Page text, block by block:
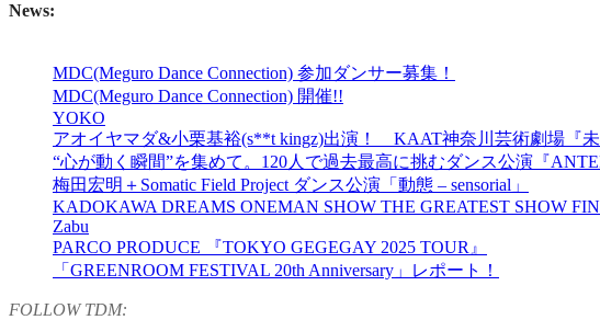
News:
MDC(Meguro Dance Connection) 参加ダンサー募集！
MDC(Meguro Dance Connection) 開催!!
YOKO
アオイヤマダ&小栗基裕(s**t kingz)出演！ KAAT神奈川芸術劇場『
“心が動く瞬間”を集めて。120人で過去最高に挑むダンス公演『
梅田宏明＋Somatic Field Project ダンス公演「動態 ‒ sensorial」
KADOKAWA DREAMS ONEMAN SHOW THE GREATEST SHOW
Zabu
PARCO PRODUCE 『TOKYO GEGEGAY 2025 TOUR』
「GREENROOM FESTIVAL 20th Anniversary」レポート！
FOLLOW TDM: